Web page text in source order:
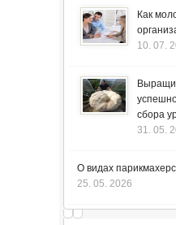
Как
10. 07.
сбора
31. 05.
О видах
25. 05. 2026